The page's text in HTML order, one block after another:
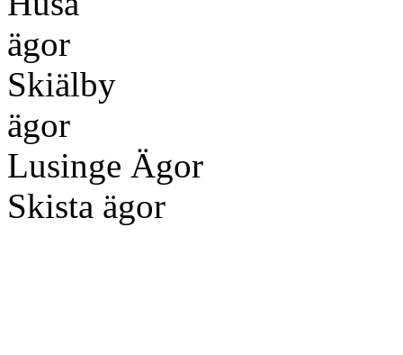
Skiälby
Skista ägor